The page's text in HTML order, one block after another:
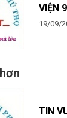
VIỆN
19/09/
TIN